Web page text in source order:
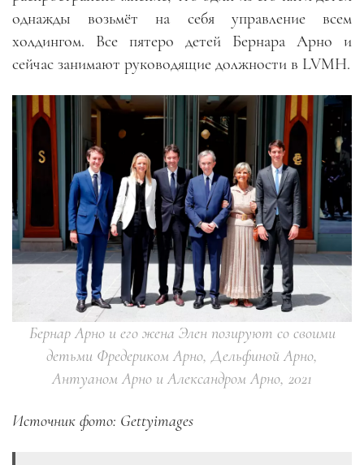
однажды возьмёт на себя управление всем
холдингом. Все пятеро детей Бернара Арно и
сейчас занимают руководящие должности в LVMH.
Бернар Арно и его жена Элен позируют со своими
детьми Фредериком Арно, Дельфиной Арно,
Антуаном Арно и Александром Арно, 2021
Источник фото: Gettyimages